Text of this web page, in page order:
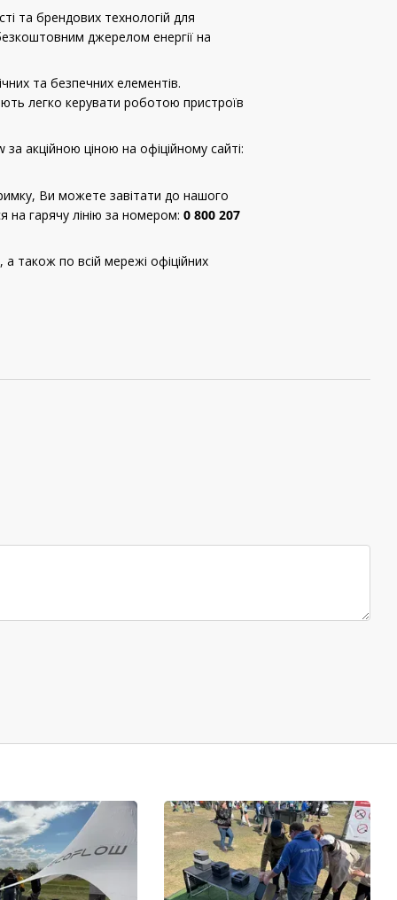
та брендових технологій для
джерелом енергії на
та безпечних елементів.
легко керувати роботою пристроїв
акційною ціною на офіційному сайті:
Ви можете завітати до нашого
на гарячу лінію за номером: 0 800 207
також по всій мережі офіційних